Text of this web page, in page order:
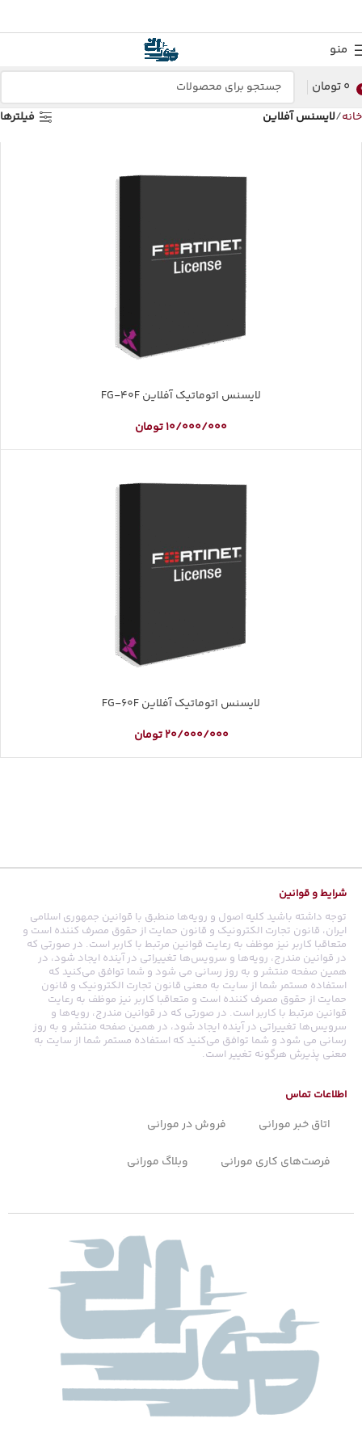
منو
0تومان
خانه لایسنس آفلاین فیلترها
لایسنس اتوماتیک آفلاین FG-40F
10/000/000تومان
لایسنس اتوماتیک آفلاین FG-60F
20/000/000 تومان
شرایط و قوانین
توجه داشته باشید کلیه اصول و رویه‏‌ها منطبق با قوانین جمهوری اسلامی
ایران، قانون تجارت الکترونیک و قانون حمایت از حقوق مصرف کننده است و
متعاقبا کاربر نیز موظف به رعایت قوانین مرتبط با کاربر است. در صورتی که
در قوانین مندرج، رویه‏‌ها و سرویس‏‌ها تغییراتی در آینده ایجاد شود، در
همین صفحه منتشر و به روز رسانی می شود و شما توافق می‏‌کنید که
استفاده مستمر شما از سایت به معنی قانون تجارت الکترونیک و قانون
حمایت از حقوق مصرف کننده است و متعاقبا کاربر نیز موظف به رعایت
قوانین مرتبط با کاربر است. در صورتی که در قوانین مندرج، رویه‏‌ها و
سرویس‏‌ها تغییراتی در آینده ایجاد شود، در همین صفحه منتشر و به روز
رسانی می شود و شما توافق می‏‌کنید که استفاده مستمر شما از سایت به
معنی پذیرش هرگونه تغییر است.
اطلاعات تماس
اتاق خبر مورانی فروش در مورانی
فرصت‌های کاری مورانی وبلاگ مورانی